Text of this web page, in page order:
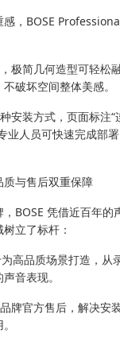
，BOSE
极简几何造型可轻松
破坏空间整体美感。
安装方式，页面标注
业人员可快速完成部
与售后双重保障
BOSE 凭借近百年的
立了标杆：
高品质场景打造，从
音表现。
牌官方售后，解决安